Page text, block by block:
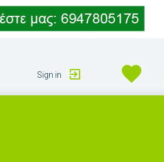
Sign in